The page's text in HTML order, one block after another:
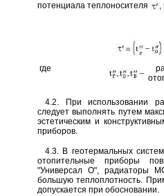
потенциала теплоносителя
,
где
4.2. При использовании
следует выполнять путем
эстетическим и
приборов.
4.3. В геотермальных
отопительные приборы
"Универсал О", радиаторы
большую теплоплотность.
допускается при обосновании.